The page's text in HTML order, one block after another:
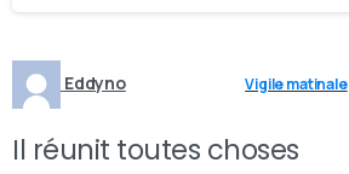
Eddyno Vigile matinale
Il réunit toutes choses